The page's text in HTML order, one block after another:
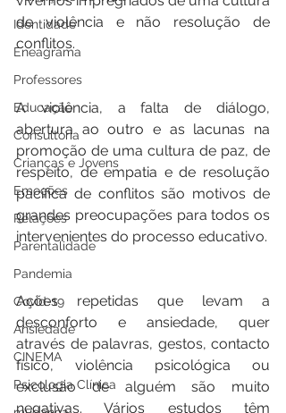
Identidade
Eneagrama
Professores
Educação
Consultoria
Crianças e Jovens
Emoções
Relações
Parentalidade
Pandemia
Covid-19
Ansiedade
CINEMA
Psicologia Clínica
de violência e não resolução de
conflitos.
A violência, a falta de diálogo,
abertura ao outro e as lacunas na
promoção de uma cultura de paz, de
respeito, de empatia e de resolução
pacífica de conflitos são motivos de
grandes preocupações para todos os
intervenientes do processo educativo.
Ações repetidas que levam a
desconforto e ansiedade, quer
através de palavras, gestos, contacto
físico, violência psicológica ou
exclusão de alguém são muito
negativas. Vários estudos têm